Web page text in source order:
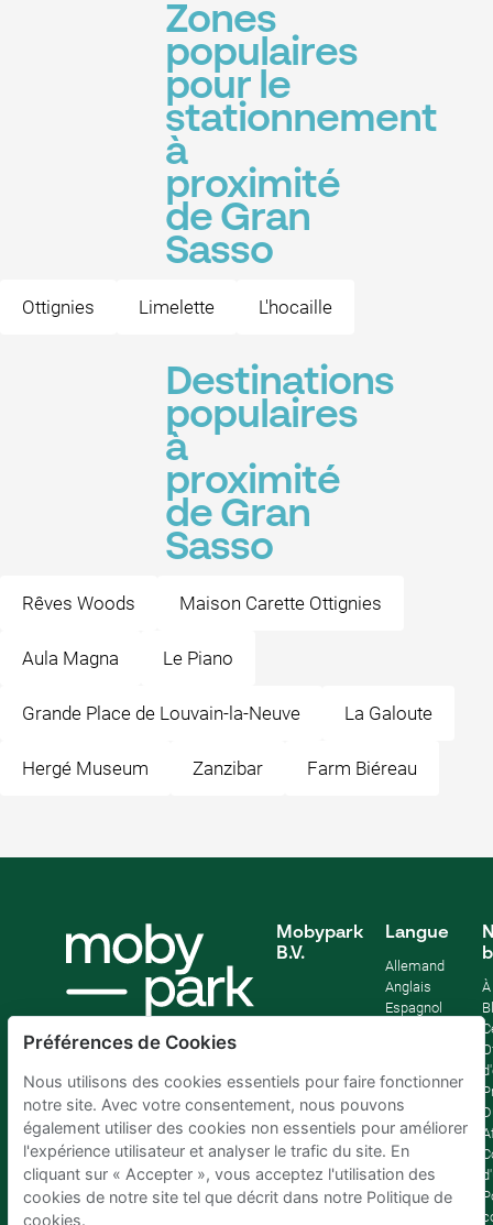
Zones
populaires
pour le
stationnement
à
proximité
de Gran
Sasso
Ottignies Limelette L'hocaille
Destinations
populaires
à
proximité
de Gran
Sasso
Rêves Woods Maison Carette Ottignies
Aula Magna Le Piano
Grande Place de Louvain-la-Neuve La Galoute
Hergé Museum Zanzibar Farm Biéreau
Mobypark
B.V.
Langue
Allemand
Anglais
Espagnol
Préférences de Cookies
Nous utilisons des cookies essentiels pour faire fonctionner
notre site. Avec votre consentement, nous pouvons
également utiliser des cookies non essentiels pour améliorer
l'expérience utilisateur et analyser le trafic du site. En
cliquant sur « Accepter », vous acceptez l'utilisation des
cookies de notre site tel que décrit dans notre Politique de
cookies.